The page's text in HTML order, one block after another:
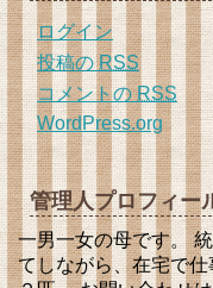
ログイン
投稿のRSS
コメントのRSS
WordPress.org
管理人プロフィー
一男一女の母です。
てしながら、在宅で